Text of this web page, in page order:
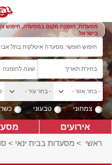
מסעדות, הזמנת מקום במסעדה, חיפוש
בישראל
צמחוני טבעוני כשר
אירועים
ראשי > מסעדות בבית ינאי >